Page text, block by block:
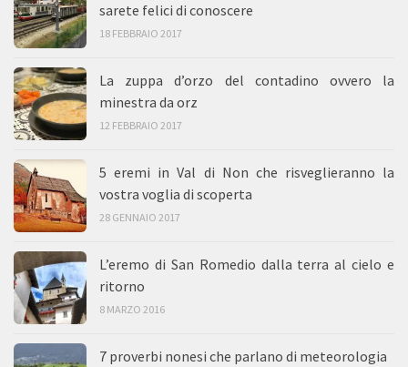
sarete felici di conoscere
18 FEBBRAIO 2017
La zuppa d’orzo del contadino ovvero la
minestra da orz
12 FEBBRAIO 2017
5 eremi in Val di Non che risveglieranno la
vostra voglia di scoperta
28 GENNAIO 2017
L’eremo di San Romedio dalla terra al cielo e
ritorno
8 MARZO 2016
7 proverbi nonesi che parlano di meteorologia